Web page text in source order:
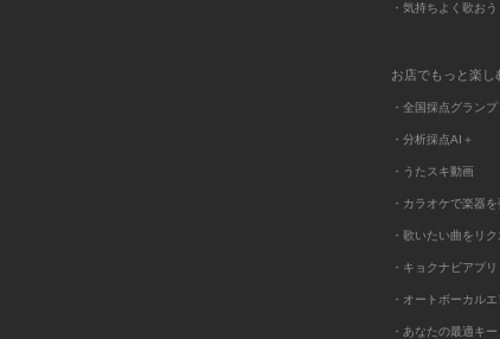
・気持ちよく歌お
お店でもっと楽し
・全国採点グランプ
・分析採点AI＋
・うたスキ動画
・カラオケで楽器を
・歌いたい曲をリク
・キョクナビアプリ
・オートボーカルエ
・あなたの最適キー